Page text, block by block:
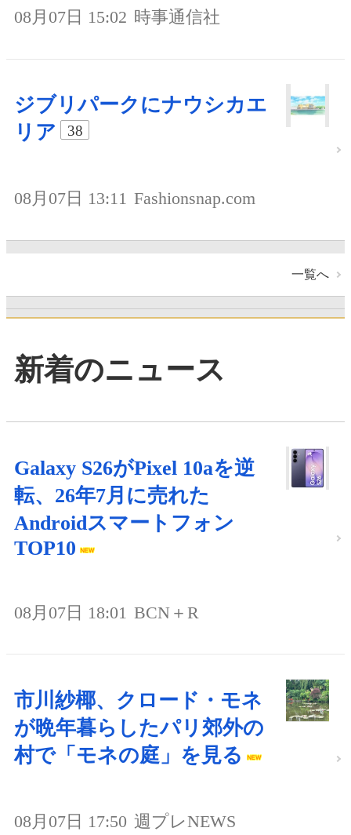
08月07日 15:02 時事通信社
ジブリパークにナウシカエ
リア
38
08月07日 13:11 Fashionsnap.com
一覧へ
新着のニュース
Galaxy S26がPixel 10aを逆
転、26年7月に売れた
Androidスマートフォン
TOP10
08月07日 18:01 BCN＋R
市川紗椰、クロード・モネ
が晩年暮らしたパリ郊外の
村で「モネの庭」を見る
08月07日 17:50 週プレNEWS